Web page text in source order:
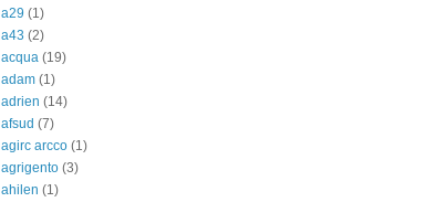
a29 (1)
a43 (2)
acqua (19)
adam (1)
adrien (14)
afsud (7)
agirc arcco (1)
agrigento (3)
ahilen (1)